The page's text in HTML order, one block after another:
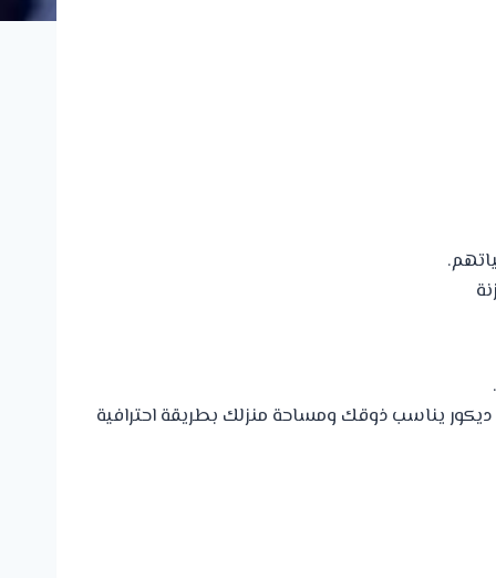
يناسب ذوقك ومساحة منزلك بطريقة احترافية